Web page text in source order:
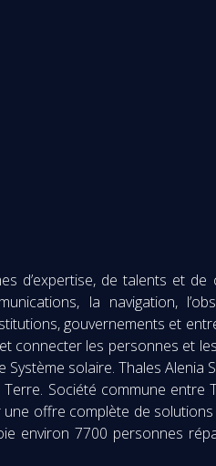
d’expertise, de talents et
la navigation,
gouvernements et
connecter les personnes et
solaire. Thales Alenia
Société commune entre
offre complète de
environ 7700 personnes